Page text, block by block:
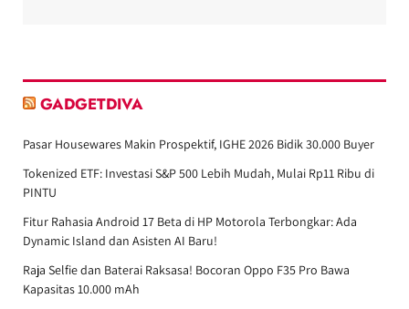
GADGETDIVA
Pasar Housewares Makin Prospektif, IGHE 2026 Bidik 30.000 Buyer
Tokenized ETF: Investasi S&P 500 Lebih Mudah, Mulai Rp11 Ribu di
PINTU
Fitur Rahasia Android 17 Beta di HP Motorola Terbongkar: Ada
Dynamic Island dan Asisten AI Baru!
Raja Selfie dan Baterai Raksasa! Bocoran Oppo F35 Pro Bawa
Kapasitas 10.000 mAh